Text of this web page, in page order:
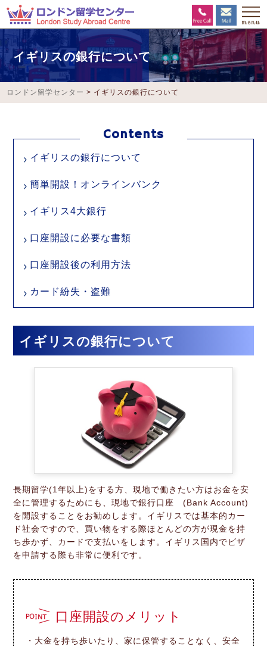
イギリスの銀行について
ロンドン留学センター > イギリスの銀行について
イギリスの銀行について
簡単開設！オンラインバンク
イギリス4大銀行
口座開設に必要な書類
口座開設後の利用方法
カード紛失・盗難
イギリスの銀行について
長期留学(1年以上)をする方、現地で働きたい方はお金を安
全に管理するためにも、現地で銀行口座 (Bank Account)
を開設することをお勧めします。イギリスでは基本的カー
ド社会ですので、買い物をする際ほとんどの方が現金を持
ち歩かず、カードで支払いをします。イギリス国内でビザ
を申請する際も非常に便利です。
口座開設のメリット
・大金を持ち歩いたり、家に保管することなく、安全